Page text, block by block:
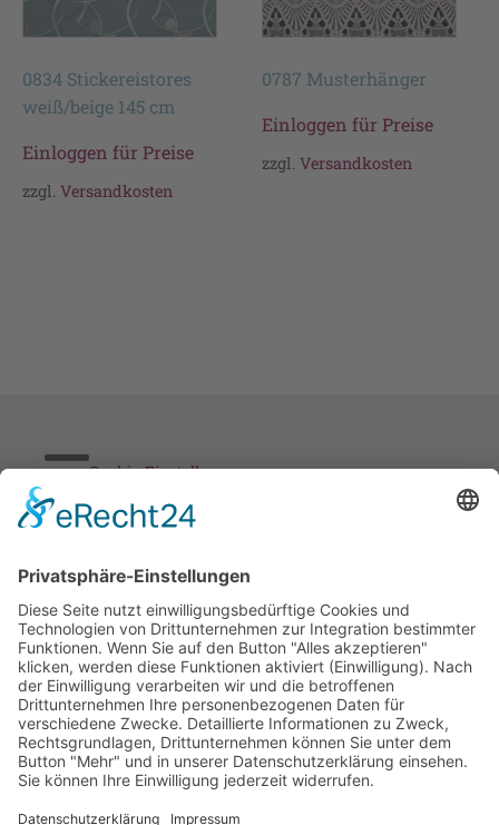
0834 Stickereistores
weiß/beige 145 cm
Einloggen für Preise
zzgl. Versandkosten
0787 Musterhänger
Einloggen für Preise
zzgl.Versandkosten
Cookie-Einstellungen